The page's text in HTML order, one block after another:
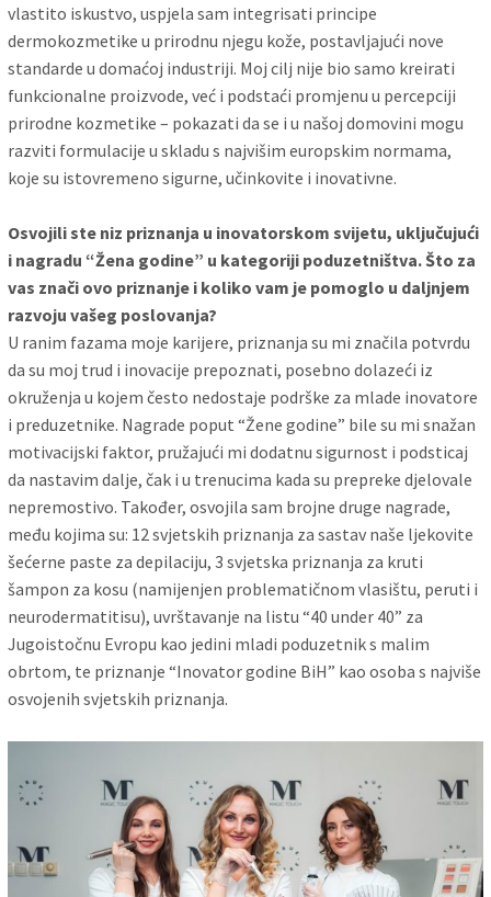
vlastito iskustvo, uspjela sam integrisati principe
dermokozmetike u prirodnu njegu kože, postavljajući nove
standarde u domaćoj industriji. Moj cilj nije bio samo kreirati
funkcionalne proizvode, već i podstaći promjenu u percepciji
prirodne kozmetike – pokazati da se i u našoj domovini mogu
razviti formulacije u skladu s najvišim europskim normama,
koje su istovremeno sigurne, učinkovite i inovativne.
Osvojili ste niz priznanja u inovatorskom svijetu, uključujući
i nagradu “Žena godine” u kategoriji poduzetništva. Što za
vas znači ovo priznanje i koliko vam je pomoglo u daljnjem
razvoju vašeg poslovanja?
U ranim fazama moje karijere, priznanja su mi značila potvrdu
da su moj trud i inovacije prepoznati, posebno dolazeći iz
okruženja u kojem često nedostaje podrške za mlade inovatore
i preduzetnike. Nagrade poput “Žene godine” bile su mi snažan
motivacijski faktor, pružajući mi dodatnu sigurnost i podsticaj
da nastavim dalje, čak i u trenucima kada su prepreke djelovale
nepremostivo. Također, osvojila sam brojne druge nagrade,
među kojima su: 12 svjetskih priznanja za sastav naše ljekovite
šećerne paste za depilaciju, 3 svjetska priznanja za kruti
šampon za kosu (namijenjen problematičnom vlasištu, peruti i
neurodermatitisu), uvrštavanje na listu “40 under 40” za
Jugoistočnu Evropu kao jedini mladi poduzetnik s malim
obrtom, te priznanje “Inovator godine BiH” kao osoba s najviše
osvojenih svjetskih priznanja.